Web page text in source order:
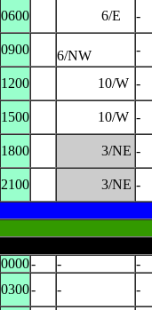
0600 6/E -
0900 6/NW -
1200 10/W -
1500 10/W -
1800 3/NE -
2100 3/NE -
0000- -
-
0300- - -